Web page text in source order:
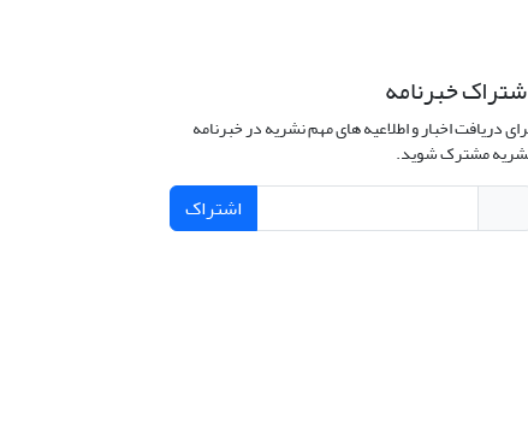
خبرنامه
دریافت اخبار و اطلاعیه های مهم نشریه در خبرنامه
مشترک شوید.
اشتراک